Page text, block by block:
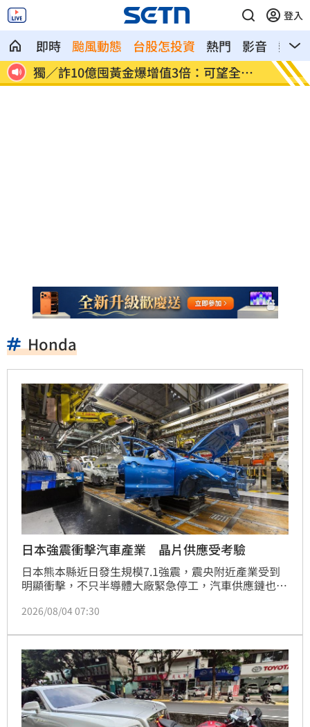
登入
即時 颱風動態 台股怎投資 熱門 影音
熱搜
直呼難以諒解！他：慈濟最高層應有人下
台
4年
Honda
日本強震衝擊汽車產業 晶片供應受考驗
日本熊本縣近日發生規模7.1強震，震央附近產業受到
明顯衝擊，不只半導體大廠緊急停工，汽車供應鏈也受
續調整生產計畫，全球車市再度關注日本製造業能否快
2026/08/04 07:30